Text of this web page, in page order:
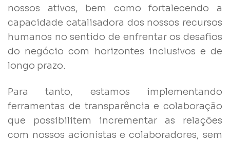
nossos ativos, bem como fortalecendo a
capacidade catalisadora dos nossos recursos
humanos no sentido de enfrentar os desafios
do negócio com horizontes inclusivos e de
longo prazo.
Para tanto, estamos implementando
ferramentas de transparência e colaboração
que possibilitem incrementar as relações
com nossos acionistas e colaboradores, sem